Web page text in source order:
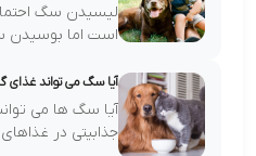
لیسیدن سگ
است اما بوسیدن
آیا سگ می تواند غذای
آیا سگ ها می
جذابیتی در